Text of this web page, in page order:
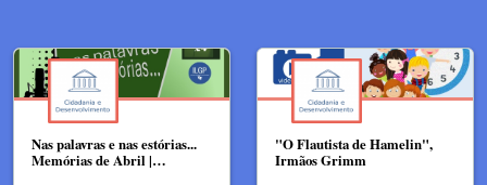
Nas palavras e nas estórias...
Memórias de Abril |…
"O Flautista de Hamelin",
Irmãos Grimm